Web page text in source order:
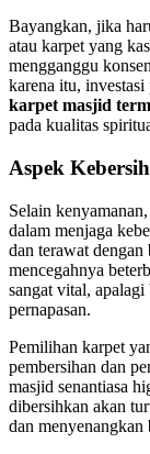
Bayangkan, jika
atau karpet yang
mengganggu
karena itu,
karpet masjid
pada kualitas
Aspek
Selain
dalam menjaga
dan terawat
mencegahnya
sangat vital,
pernapasan.
Pemilihan karpet
pembersihan dan
masjid senantiasa
dibersihkan akan
dan menyenangkan